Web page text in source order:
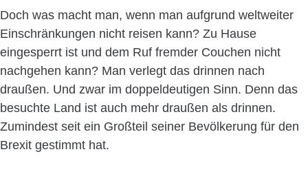
Doch was macht man, wenn man aufgrund weltweiter
Einschränkungen nicht reisen kann? Zu Hause
eingesperrt ist und dem Ruf fremder Couchen nicht
nachgehen kann? Man verlegt das drinnen nach
draußen. Und zwar im doppeldeutigen Sinn. Denn das
besuchte Land ist auch mehr draußen als drinnen.
Zumindest seit ein Großteil seiner Bevölkerung für den
Brexit gestimmt hat.